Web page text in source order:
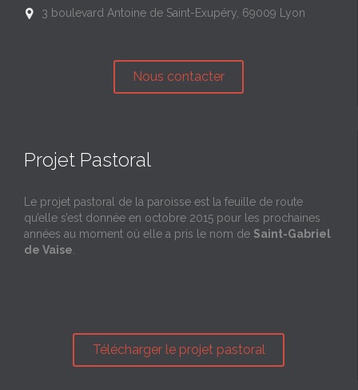
 3 boulevard Antoine de Saint-Exupéry, 69009 Lyon
Nous contacter
Projet Pastoral
Le projet pastoral de la paroisse est la feuille de route
qu’elle s’est donnée en octobre 2015 pour les prochaines
années au moment où elle a pris le nom de Saint-Gabriel
de Vaise.
Télécharger le projet pastoral